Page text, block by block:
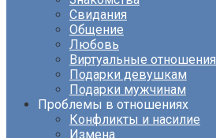
Свидания
Общение
Любовь
Виртуальные отношения
Подарки девушкам
Подарки мужчинам
Проблемы в отношениях
Конфликты и насилие
Измена